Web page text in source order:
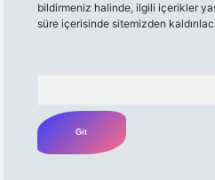
bildirmeniz halinde, ilgili içerikler
süre içerisinde sitemizden